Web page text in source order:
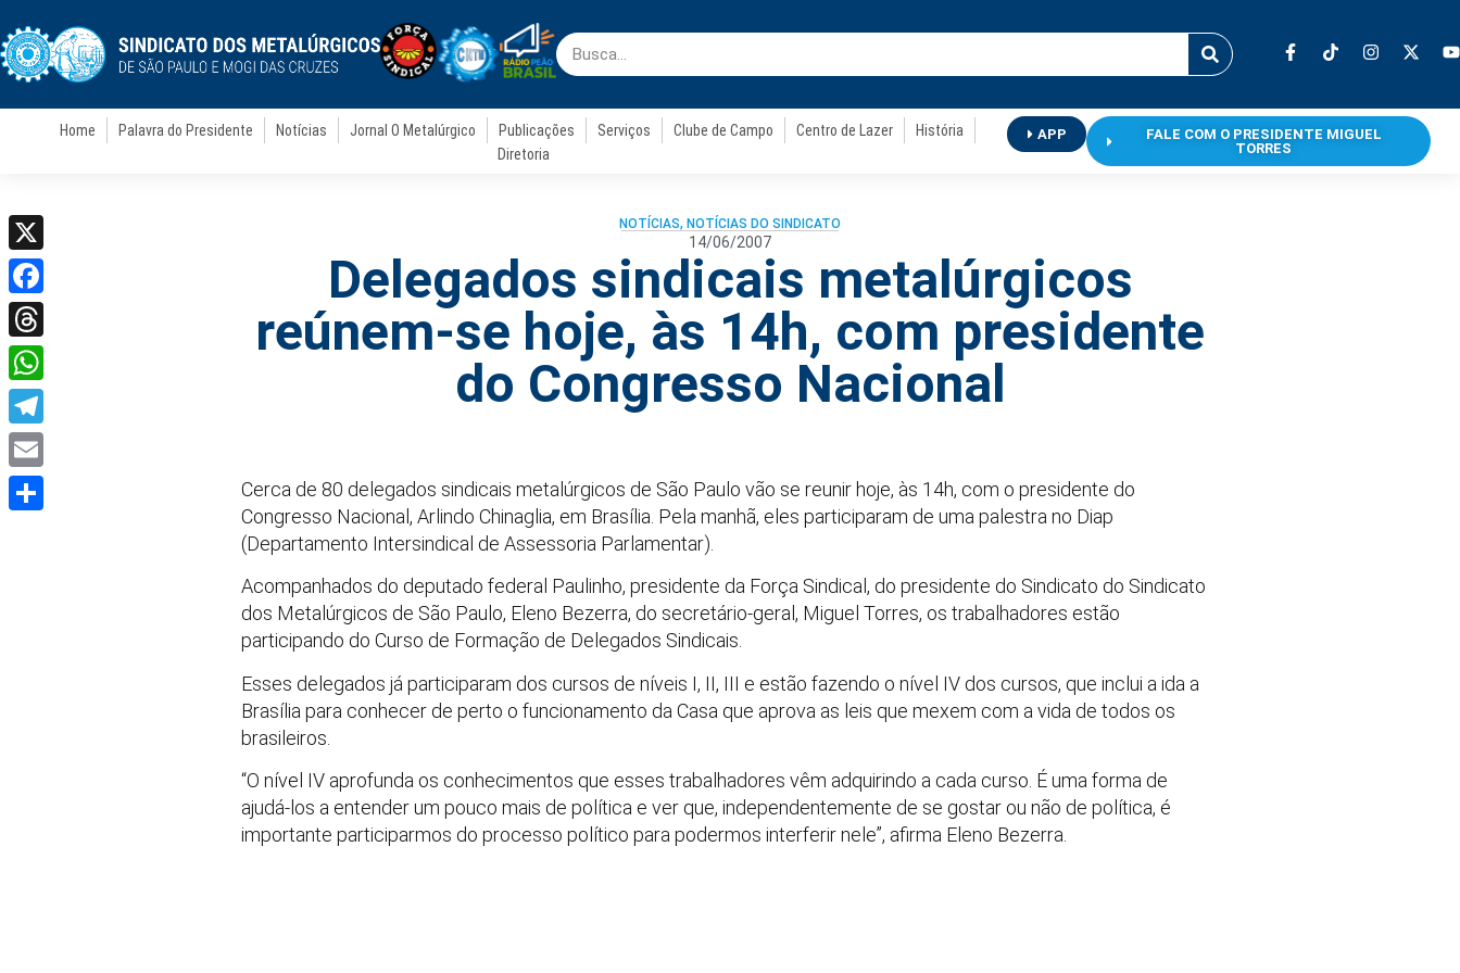
Home Palavra do Presidente Notícias Jornal O Metalúrgico Publicações Serviços Clube de Campo Centro de Lazer
História
Diretoria
APP
FALE COM O PRESIDENTE MIGUEL
TORRES
NOTÍCIAS, NOTÍCIAS DO SINDICATO
14/06/2007
Delegados sindicais metalúrgicos
reúnem-se hoje, às 14h, com presidente
do Congresso Nacional
Cerca de 80 delegados sindicais metalúrgicos de São Paulo vão se reunir hoje, às 14h, com o presidente do
Congresso Nacional, Arlindo Chinaglia, em Brasília. Pela manhã, eles participaram de uma palestra no Diap
(Departamento Intersindical de Assessoria Parlamentar).
Acompanhados do deputado federal Paulinho, presidente da Força Sindical, do presidente do Sindicato do Sindicato
dos Metalúrgicos de São Paulo, Eleno Bezerra, do secretário-geral, Miguel Torres, os trabalhadores estão
participando do Curso de Formação de Delegados Sindicais.
Esses delegados já participaram dos cursos de níveis I, II, III e estão fazendo o nível IV dos cursos, que inclui a ida a
Brasília para conhecer de perto o funcionamento da Casa que aprova as leis que mexem com a vida de todos os
brasileiros.
“O nível IV aprofunda os conhecimentos que esses trabalhadores vêm adquirindo a cada curso. É uma forma de
ajudá-los a entender um pouco mais de política e ver que, independentemente de se gostar ou não de política, é
importante participarmos do processo político para podermos interferir nele”, afirma Eleno Bezerra.
X
Facebook
Threads
WhatsApp
Telegram
Email